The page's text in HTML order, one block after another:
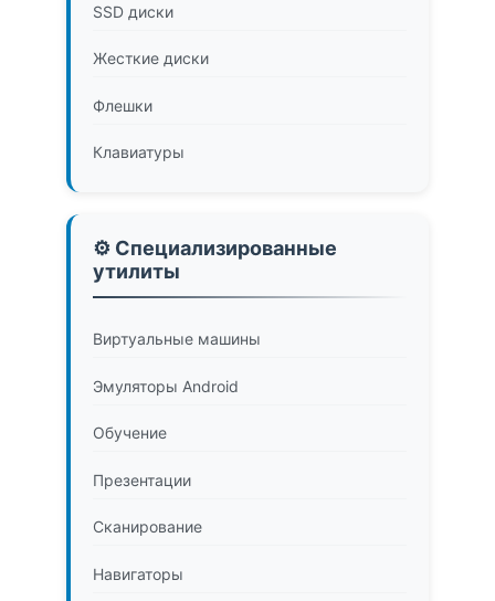
SSD диски
Жесткие диски
Флешки
Клавиатуры
⚙️ Специализированные
утилиты
Виртуальные машины
Эмуляторы Android
Обучение
Презентации
Сканирование
Навигаторы